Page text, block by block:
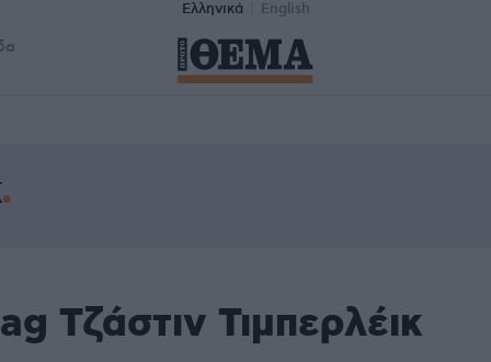
Ελληνικά English
Τζάστιν Τιμπερλέικ